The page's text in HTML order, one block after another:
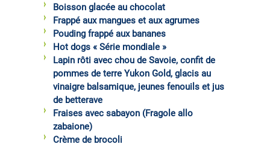
Boisson glacée au chocolat
Frappé aux mangues et aux agrumes
Pouding frappé aux bananes
Hot dogs « Série mondiale »
Lapin rôti avec chou de Savoie, confit de
pommes de terre Yukon Gold, glacis au
vinaigre balsamique, jeunes fenouils et jus
de betterave
Fraises avec sabayon (Fragole allo
zabaione)
Crème de brocoli